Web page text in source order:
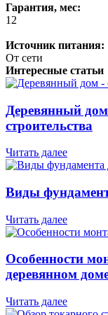
Гарантия, мес:
12
Источник питания:
От сети
Интересные статьи
Деревянный
строительства
Читать далее
Виды
Читать далее
Особенности
деревянном
Читать далее